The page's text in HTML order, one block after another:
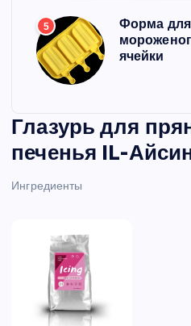
5
Форма
ячейки
Глазурь для
печенья IL-
Ингредиенты